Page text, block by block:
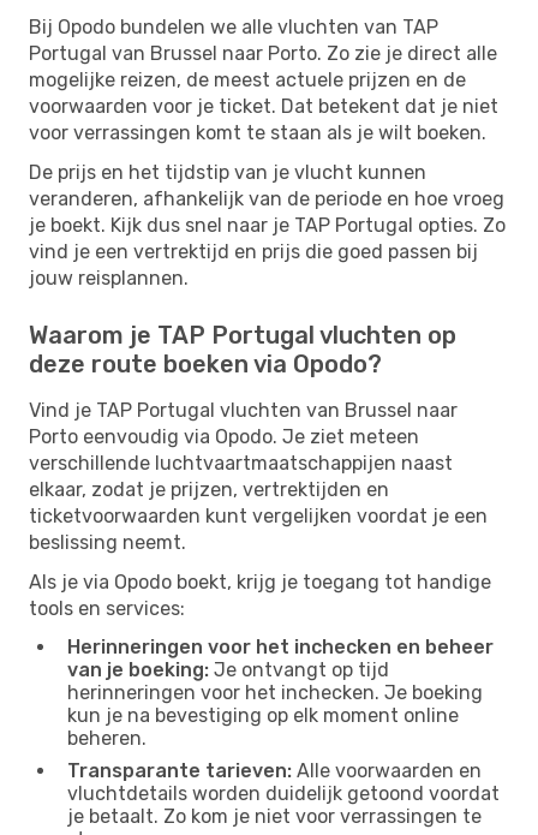
Bij Opodo bundelen we alle vluchten van TAP
Portugal van Brussel naar Porto. Zo zie je direct alle
mogelijke reizen, de meest actuele prijzen en de
voorwaarden voor je ticket. Dat betekent dat je niet
voor verrassingen komt te staan als je wilt boeken.
De prijs en het tijdstip van je vlucht kunnen
veranderen, afhankelijk van de periode en hoe vroeg
je boekt. Kijk dus snel naar je TAP Portugal opties. Zo
vind je een vertrektijd en prijs die goed passen bij
jouw reisplannen.
Waarom je TAP Portugal vluchten op
deze route boeken via Opodo?
Vind je TAP Portugal vluchten van Brussel naar
Porto eenvoudig via Opodo. Je ziet meteen
verschillende luchtvaartmaatschappijen naast
elkaar, zodat je prijzen, vertrektijden en
ticketvoorwaarden kunt vergelijken voordat je een
beslissing neemt.
Als je via Opodo boekt, krijg je toegang tot handige
tools en services:
Herinneringen voor het inchecken en beheer
van je boeking: Je ontvangt op tijd
herinneringen voor het inchecken. Je boeking
kun je na bevestiging op elk moment online
beheren.
Transparante tarieven: Alle voorwaarden en
vluchtdetails worden duidelijk getoond voordat
je betaalt. Zo kom je niet voor verrassingen te